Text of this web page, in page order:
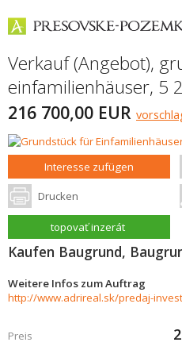
Verkauf (Angebot),
einfamilienhäuser, 5
216 700,00 EUR
Interesse zufügen
Drucken
topovať inzerát
Kaufen Baugrund,
Weitere Infos zum Auftrag
Preis